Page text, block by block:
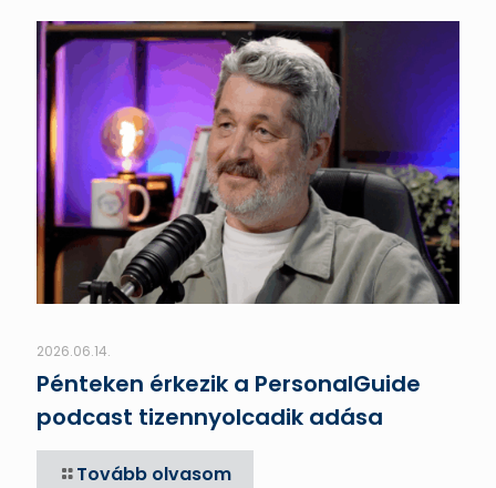
2026.06.14.
Pénteken érkezik a PersonalGuide
podcast tizennyolcadik adása
Tovább olvasom